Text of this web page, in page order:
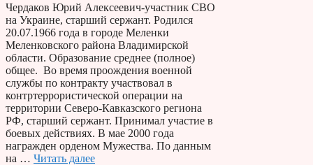
Чердаков Юрий Алексеевич-участник СВО
на Украине, старший сержант. Родился
20.07.1966 года в городе Меленки
Меленковского района Владимирской
области. Образование среднее (полное)
общее. Во время проождения военной
службы по контракту участвовал в
контртеррористической операции на
территории Северо-Кавказского региона
РФ, старший сержант. Принимал участие в
боевых действиях. В мае 2000 года
награжден орденом Мужества. По данным
на … Читать далее